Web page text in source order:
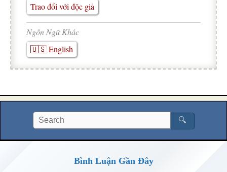
Trao đổi với độc giả
Ngôn Ngữ Khác
🇺🇸 English
🔍
Bình Luận Gần Đây